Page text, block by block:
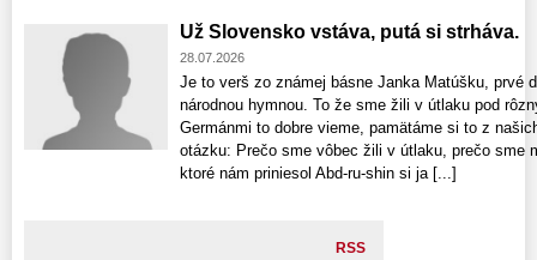
Už Slovensko vstáva, putá si strháva.
28.07.2026
Je to verš zo známej básne Janka Matúšku, prvé
národnou hymnou. To že sme žili v útlaku pod
Germánmi to dobre vieme, pamätáme si to z
otázku: Prečo sme vôbec žili v útlaku, prečo sme
ktoré nám priniesol Abd-ru-shin si ja [...]
RSS